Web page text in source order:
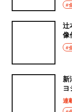
#
辻󠄀
像
禍
#
新
ヨ
連